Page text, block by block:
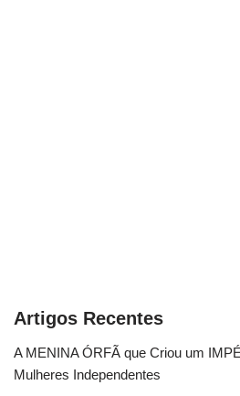
Artigos Recentes
A MENINA ÓRFÃ que Criou um
Mulheres Independentes